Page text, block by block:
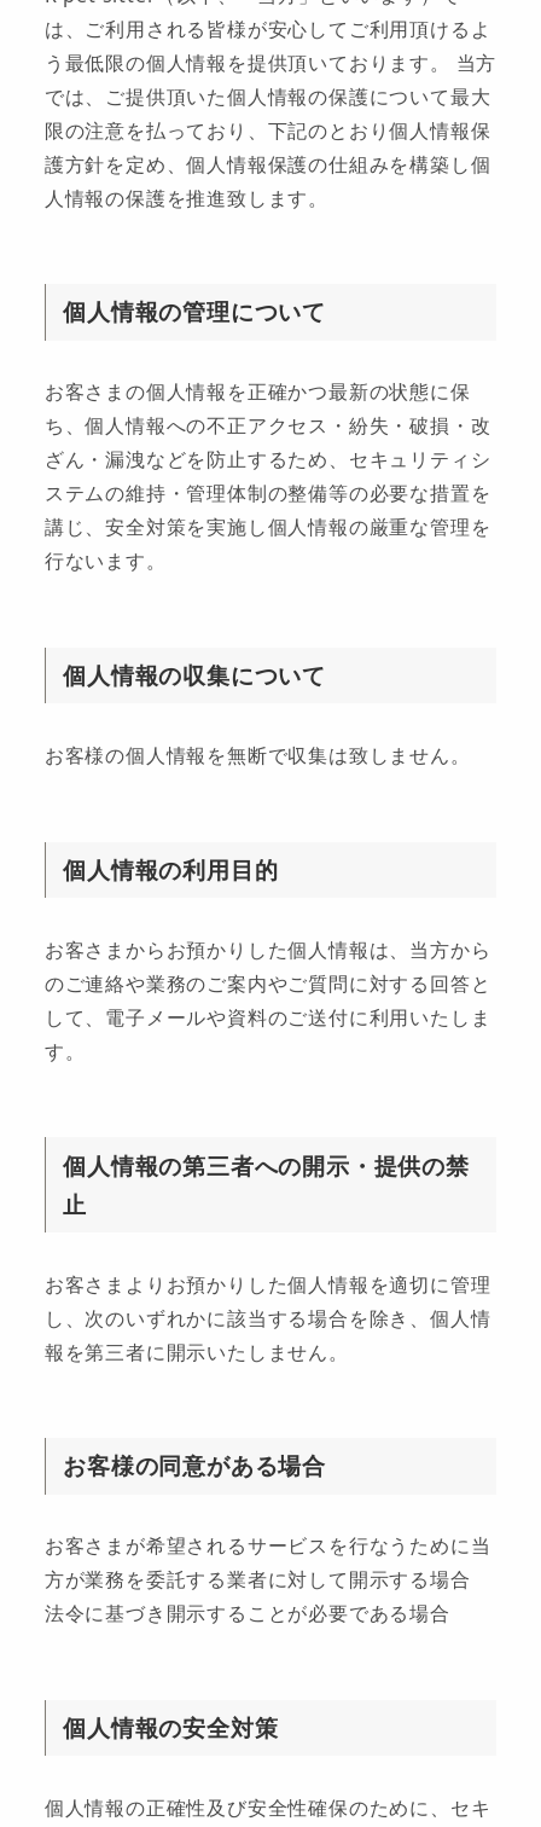
は、ご利用される皆様が安心してご利用頂けるよ
う最低限の個人情報を提供頂いております。 当方
では、ご提供頂いた個人情報の保護について最大
限の注意を払っており、下記のとおり個人情報保
護方針を定め、個人情報保護の仕組みを構築し個
人情報の保護を推進致します。
個人情報の管理について
お客さまの個人情報を正確かつ最新の状態に保
ち、個人情報への不正アクセス・紛失・破損・改
ざん・漏洩などを防止するため、セキュリティシ
ステムの維持・管理体制の整備等の必要な措置を
講じ、安全対策を実施し個人情報の厳重な管理を
行ないます。
個人情報の収集について
お客様の個人情報を無断で収集は致しません。
個人情報の利用目的
お客さまからお預かりした個人情報は、当方から
のご連絡や業務のご案内やご質問に対する回答と
して、電子メールや資料のご送付に利用いたしま
す。
個人情報の第三者への開示・提供の禁
止
お客さまよりお預かりした個人情報を適切に管理
し、次のいずれかに該当する場合を除き、個人情
報を第三者に開示いたしません。
お客様の同意がある場合
お客さまが希望されるサービスを行なうために当
方が業務を委託する業者に対して開示する場合
法令に基づき開示することが必要である場合
個人情報の安全対策
個人情報の正確性及び安全性確保のために、セキ